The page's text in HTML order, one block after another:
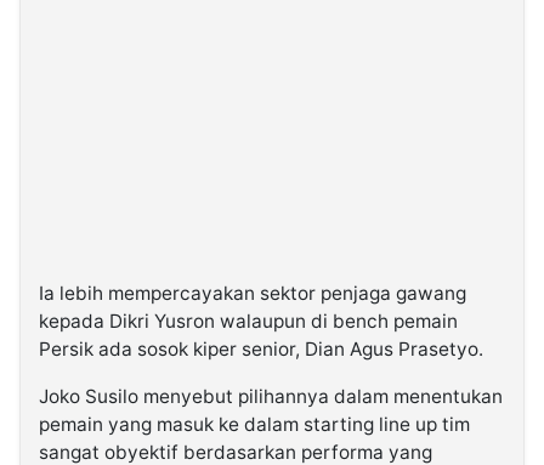
Ia lebih mempercayakan sektor penjaga gawang
kepada Dikri Yusron walaupun di bench pemain
Persik ada sosok kiper senior, Dian Agus Prasetyo.
Joko Susilo menyebut pilihannya dalam menentukan
pemain yang masuk ke dalam starting line up tim
sangat obyektif berdasarkan performa yang